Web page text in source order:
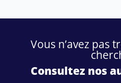
Vous n’avez pas
Consultez nos